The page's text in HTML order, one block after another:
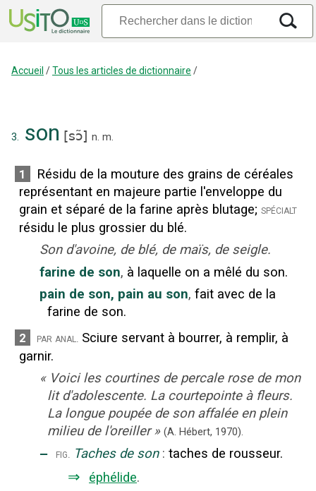
Accueil /Tous les articles de dictionnaire /
3. son [sɔ̃] n. m.
1
Résidu de la mouture des grains de céréales
représentant en majeure partie l'enveloppe du
grain et séparé de la farine après blutage; spécialt
résidu le plus grossier du blé.
Son d'avoine, de blé, de maïs, de seigle.
farine de son, à laquelle on a mêlé du son.
pain de son, pain au son, fait avec de la
farine de son.
2 par anal.
Sciure servant à bourrer, à remplir, à
garnir.
« Voici les courtines de percale rose de mon
lit d'adolescente. La courtepointe à fleurs.
La longue poupée de son affalée en plein
milieu de l'oreiller » (A. Hébert, 1970).
‒ fig. Taches de son : taches de rousseur.
⇒ éphélide.